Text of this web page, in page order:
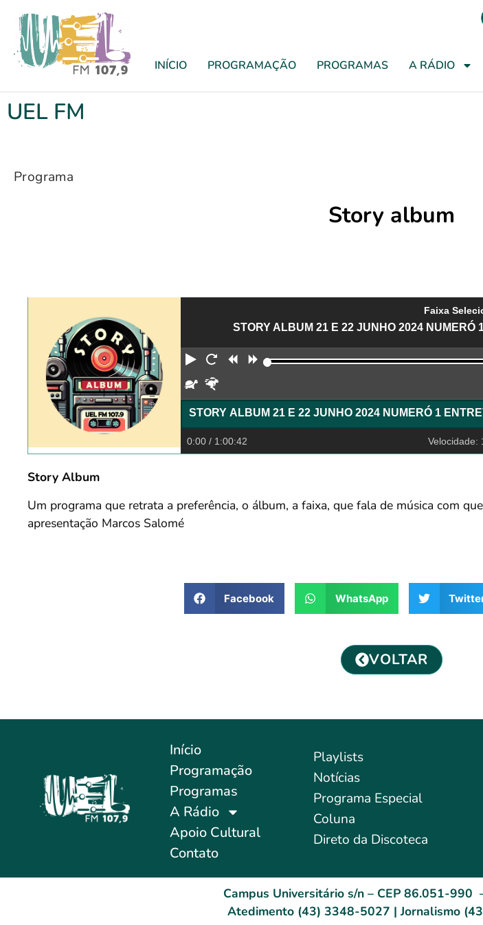
INÍCIO PROGRAMAÇÃO PROGRAMAS A RÁDIO
UEL FM
Programa
Story album
Faixa
STORY ALBUM 21 E 22 JUNHO 2024 NUMERÓ
Reproduzir
Reiniciar
Retroceder
Avançar
Devagar
STORY
0:00 / 1:00:42 Velocidade:
Story Album
Um programa que retrata a preferência, o álbum, a faixa, que fala de música com
apresentação Marcos Salomé
Facebook WhatsApp
VOLTAR
Início
Programação
Programas
A Rádio
Apoio Cultural
Contato
Playlists
Notícias
Programa Especial
Coluna
Direto da Discoteca
Campus Universitário s/n – CEP 86.051-990
Atedimento (43) 3348-5027 | Jornalismo